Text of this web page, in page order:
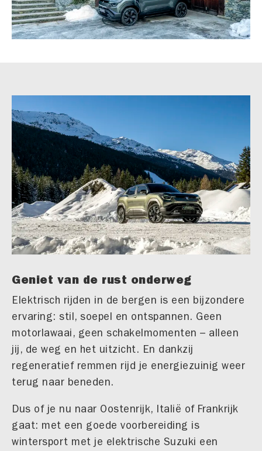
Geniet van de rust onderweg
Elektrisch rijden in de bergen is een bijzondere
ervaring: stil, soepel en ontspannen. Geen
motorlawaai, geen schakelmomenten – alleen
jij, de weg en het uitzicht. En dankzij
regeneratief remmen rijd je energiezuinig weer
terug naar beneden.
Dus of je nu naar Oostenrijk, Italië of Frankrijk
gaat: met een goede voorbereiding is
wintersport met je elektrische Suzuki een